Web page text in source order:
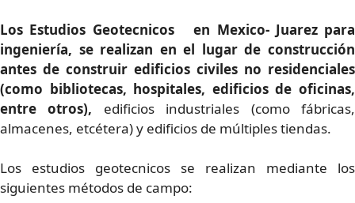
Los Estudios Geotecnicos en Mexico- Juarez para
ingeniería, se realizan en el lugar de construcción
antes de construir edificios civiles no residenciales
(como bibliotecas, hospitales, edificios de oficinas,
entre otros), edificios industriales (como fábricas,
almacenes, etcétera) y edificios de múltiples tiendas.
Los estudios geotecnicos se realizan mediante los
siguientes métodos de campo: